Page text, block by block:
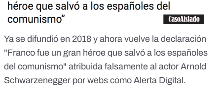
Ya se difundió en 2018 y ahora vuelve la declaración
"Franco fue un gran héroe que salvó a los españoles
del comunismo" atribuida falsamente al actor Arnold
Schwarzenegger por webs como Alerta Digital.